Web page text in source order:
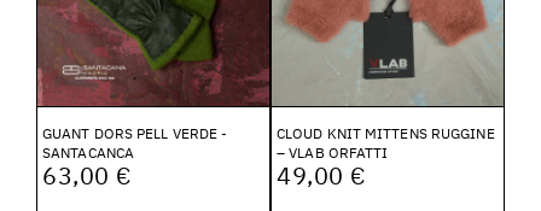
GUANT DORS PELL VERDE -
SANTACANCA
63,00 €
CLOUD KNIT MITTENS RUGGINE
– VLAB ORFATTI
49,00 €